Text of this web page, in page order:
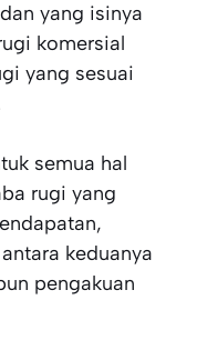
yang isinya
komersial
yang sesuai
semua hal
rugi yang
keduanya
pengakuan